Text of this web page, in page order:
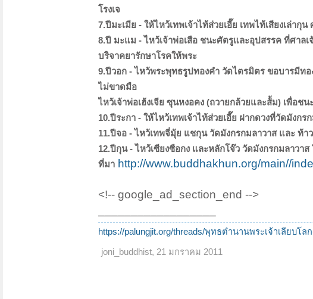
โรงเจ
7.ปีมะเมีย - ให้ไหว้เทพเจ้าไท้ส่วยเอี๊ย เทพไท้เสียงเล่า
8.ปี มะแม - ไหว้เจ้าพ่อเสือ ชนะศัตรูและอุปสรรค ที่ศาล
บริจาคยารักษาโรคให้พระ
9.ปีวอก - ไหว้พระพุทธรูปทองคำ วัดไตรมิตร ขอบารมีท
ไม่ขาดมือ
ไหว้เจ้าพ่อเฮ้งเจีย ซุนหงอคง (ถวายกล้วยและส้้ม) เพื่อ
10.ปีระกา - ให้ไหว้เทพเจ้าไท้ส่วยเอี๊ย ฝากดวงที่วัดมังก
11.ปีจอ - ไหว้เทพจี่มุ้ย แชกุน วัดมังกรกมลาวาส และ ท้
12.ปีกุน - ไหว้เซียงซือกง และหลักโจ๊ว วัดมังกรกมลาว
ที่มา http://www.buddhakhun.org/main//
<!-- google_ad_section_end -->
https://palungjit.org/threads/พุทธตำนานพระเจ้าเลียบโ
joni_buddhist, 21 มกราคม 2011